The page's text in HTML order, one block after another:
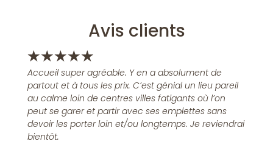
Avis clients
★★★★★
Accueil super agréable. Y en a absolument de
partout et à tous les prix. C’est génial un lieu pareil
au calme loin de centres villes fatigants où l’on
peut se garer et partir avec ses emplettes sans
devoir les porter loin et/ou longtemps. Je reviendrai
bientôt.